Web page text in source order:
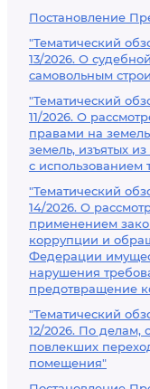
Постановление
"Тематический
13/2026. О
самовольным
"Тематический
11/2026. О
правами на
земель, изъятых
с использованием
"Тематический
14/2026. О
применением
коррупции и
Федерации
нарушения
предотвращение
"Тематический
12/2026. По делам,
повлекших
помещения"